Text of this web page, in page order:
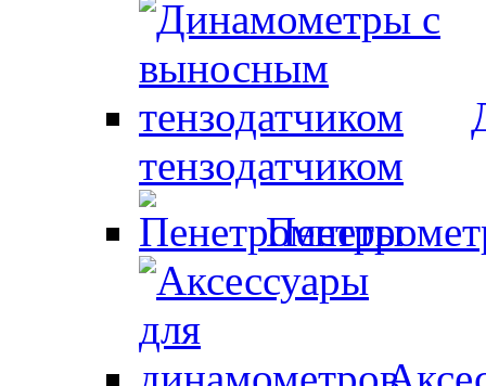
тензодатчиком